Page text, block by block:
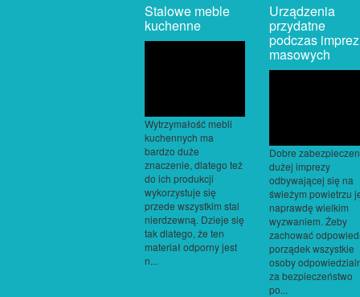
Stalowe meble
kuchenne
Wytrzymałość mebli
kuchennych ma
bardzo duże
znaczenie, dlatego też
do ich produkcji
wykorzystuje się
przede wszystkim stal
nierdzewną. Dzieje się
tak dlatego, że ten
materiał odporny jest
n...
Urządzenia
przydatne
podczas imprez
masowych
Dobre
dużej imprezy
odbywającej się na
świeżym powietrzu
naprawdę wielkim
wyzwaniem. Żeby
zachować
porządek wszystkie
osoby
za bezpieczeństwo
po...